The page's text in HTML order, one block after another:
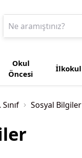
Okul
Öncesi
İlkokul
Sınıf Sosyal Bilgiler